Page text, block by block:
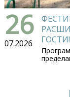
26
07.2026
ГОСТИ!